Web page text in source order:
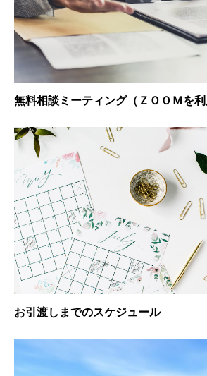
無料相談ミーティング（ＺＯＯＭを利
お引渡しまでのスケジュール